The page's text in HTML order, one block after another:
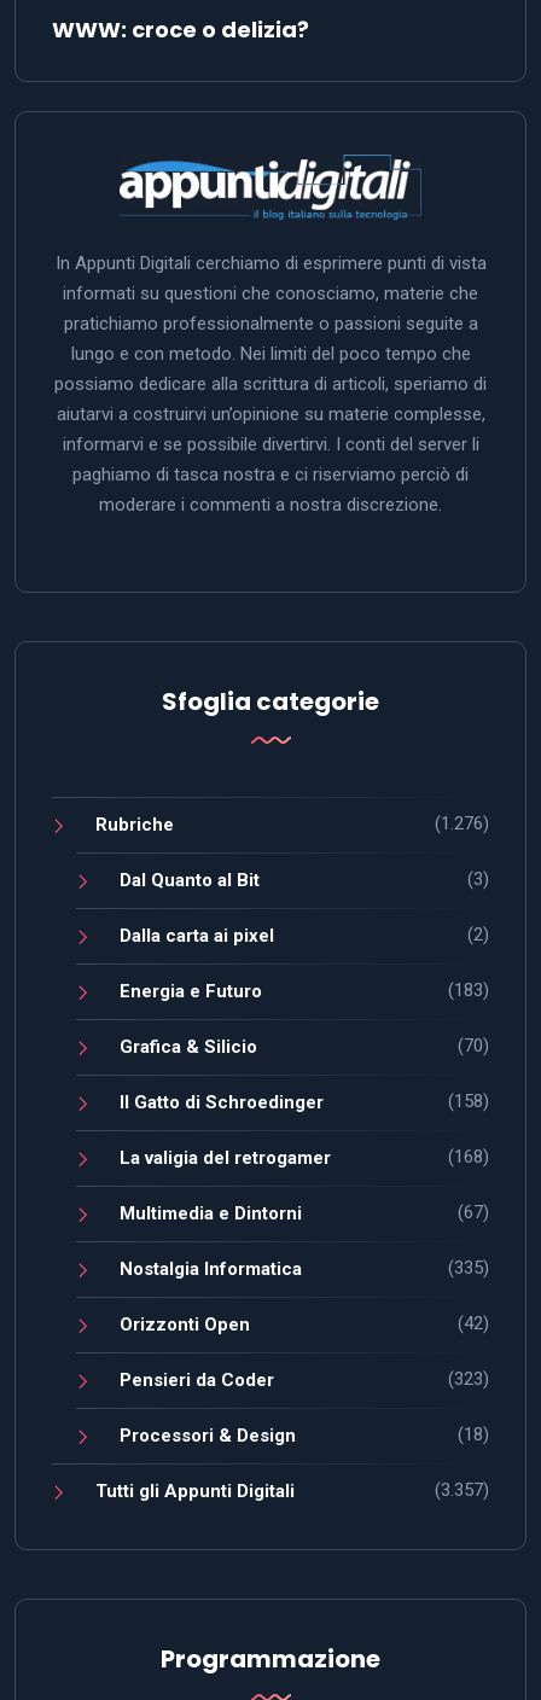
WWW: croce o delizia?
In Appunti Digitali cerchiamo di esprimere punti di vista
informati su questioni che conosciamo, materie che
pratichiamo professionalmente o passioni seguite a
lungo e con metodo. Nei limiti del poco tempo che
possiamo dedicare alla scrittura di articoli, speriamo di
aiutarvi a costruirvi un’opinione su materie complesse,
informarvi e se possibile divertirvi. I conti del server li
paghiamo di tasca nostra e ci riserviamo perciò di
moderare i commenti a nostra discrezione.
Sfoglia categorie
Rubriche (1.276)
Dal Quanto al Bit (3)
Dalla carta ai pixel (2)
Energia e Futuro (183)
Grafica & Silicio (70)
Il Gatto di Schroedinger (158)
La valigia del retrogamer (168)
Multimedia e Dintorni (67)
Nostalgia Informatica (335)
Orizzonti Open (42)
Pensieri da Coder (323)
Processori & Design (18)
Tutti gli Appunti Digitali (3.357)
Programmazione